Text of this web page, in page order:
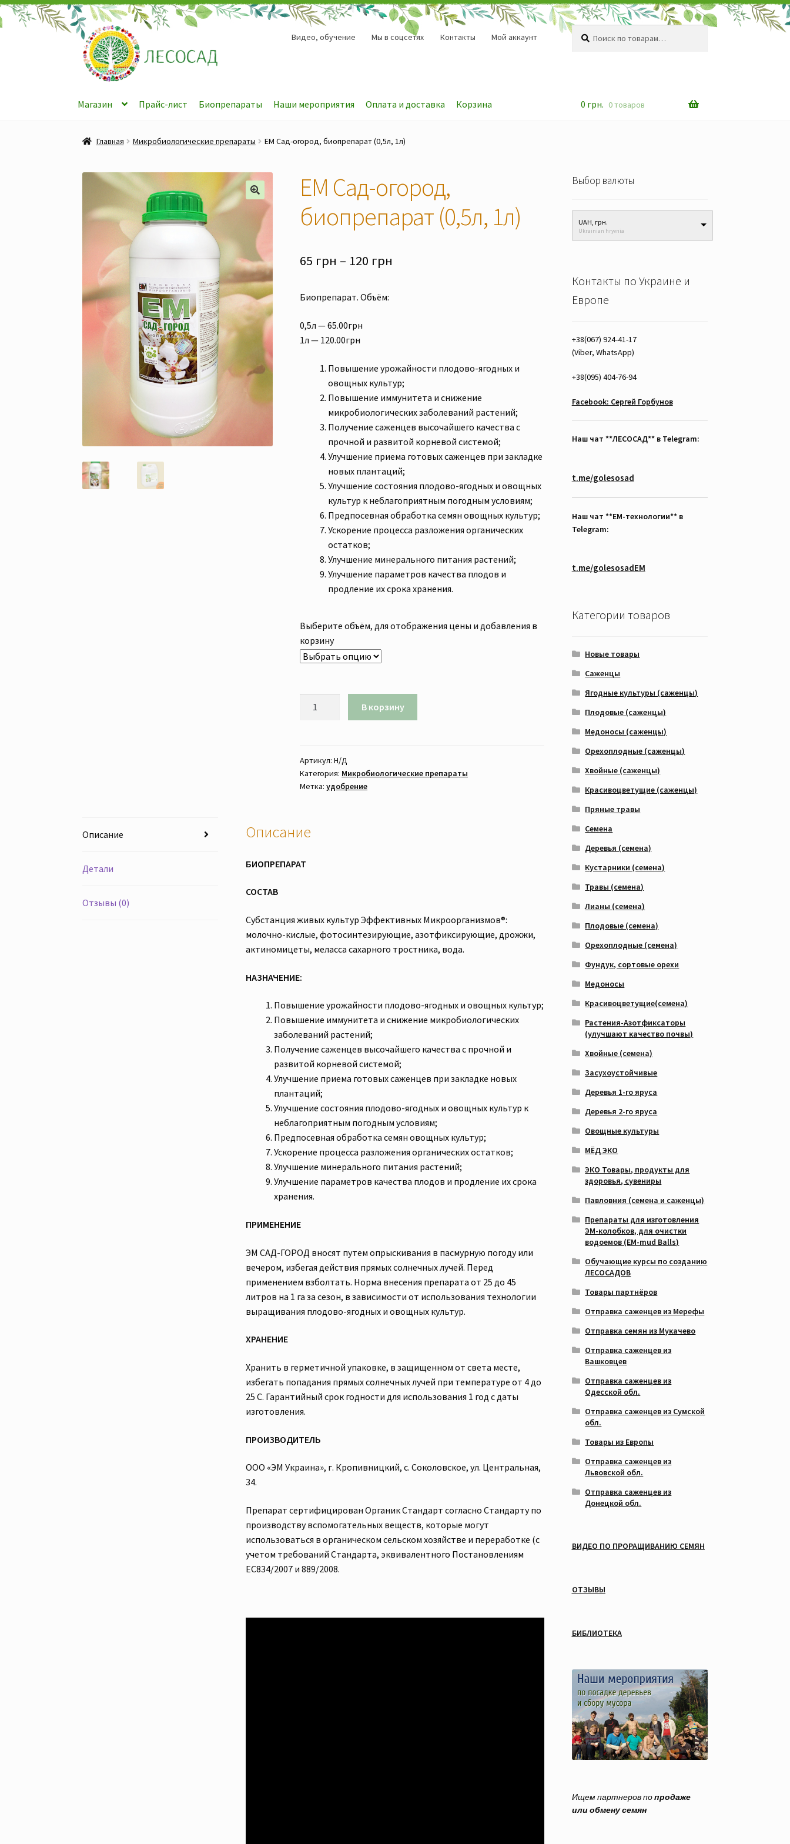
Перейти
к
навигации
Перейти
к
содержимому
Видео, обучение Мы в соцсетях Контакты Мой аккаунт
Искать:
Поиск
Магазин Прайс-лист Биопрепараты Наши мероприятия Оплата и доставка Корзина 0 грн. 0 товаров
Главная Микробиологические препараты ЕМ Сад-огород, биопрепарат (0,5л, 1л)
ЕМ Сад-огород,
биопрепарат (0,5л, 1л)
65 грн – 120 грн
Биопрепарат. Объём:
0,5л — 65.00грн
1л — 120.00грн
Повышение урожайности плодово-ягодных и
овощных культур;
Повышение иммунитета и снижение
микробиологических заболеваний растений;
Получение саженцев высочайшего качества с
прочной и развитой корневой системой;
Улучшение приема готовых саженцев при закладке
новых плантаций;
Улучшение состояния плодово-ягодных и овощных
культур к неблагоприятным погодным условиям;
Предпосевная обработка семян овощных культур;
Ускорение процесса разложения органических
остатков;
Улучшение минерального питания растений;
Улучшение параметров качества плодов и
продление их срока хранения.
Выберите объём, для отображения цены и добавления в
корзину
В корзину
Артикул:Н/Д
Категория: Микробиологические препараты
Метка:удобрение
Описание
Детали
Отзывы (0)
Описание
БИОПРЕПАРАТ
СОСТАВ
Субстанция живых культур Эффективных Микроорганизмов®:
молочно-кислые, фотосинтезирующие, азотфиксирующие, дрожжи,
актиномицеты, меласса сахарного тростника, вода.
НАЗНАЧЕНИЕ:
Повышение урожайности плодово-ягодных и овощных культур;
Повышение иммунитета и снижение микробиологических
заболеваний растений;
Получение саженцев высочайшего качества с прочной и
развитой корневой системой;
Улучшение приема готовых саженцев при закладке новых
плантаций;
Улучшение состояния плодово-ягодных и овощных культур к
неблагоприятным погодным условиям;
Предпосевная обработка семян овощных культур;
Ускорение процесса разложения органических остатков;
Улучшение минерального питания растений;
Улучшение параметров качества плодов и продление их срока
хранения.
ПРИМЕНЕНИЕ
ЭМ САД-ГОРОД вносят путем опрыскивания в пасмурную погоду или
вечером, избегая действия прямых солнечных лучей. Перед
применением взболтать. Норма внесения препарата от 25 до 45
литров на 1 га за сезон, в зависимости от использования технологии
выращивания плодово-ягодных и овощных культур.
ХРАНЕНИЕ
Хранить в герметичной упаковке, в защищенном от света месте,
избегать попадания прямых солнечных лучей при температуре от 4 до
25 С. Гарантийный срок годности для использования 1 год с даты
изготовления.
ПРОИЗВОДИТЕЛЬ
ООО «ЭМ Украина», г. Кропивницкий, с. Соколовское, ул. Центральная,
34.
Препарат сертифицирован Органик Стандарт согласно Стандарту по
производству вспомогательных веществ, которые могут
использоваться в органическом сельском хозяйстве и переработке (с
учетом требований Стандарта, эквивалентного Постановлениям
ЕС834/2007 и 889/2008.
Выбор валюты
UAH, грн.
Ukrainian hryvnia
Контакты по Украине и
Европе
+38(067) 924-41-17
(Viber, WhatsApp)
+38(095) 404-76-94
Facebook: Сергей Горбунов
Наш чат **ЛЕСОСАД** в Telegram:
t.me/golesosad
Наш чат **EM-технологии** в
Telegram:
t.me/golesosadEM
Категории товаров
Новые товары
Саженцы
Ягодные культуры (саженцы)
Плодовые (саженцы)
Медоносы (саженцы)
Орехоплодные (саженцы)
Хвойные (саженцы)
Красивоцветущие (саженцы)
Пряные травы
Семена
Деревья (семена)
Кустарники (семена)
Травы (семена)
Лианы (семена)
Плодовые (семена)
Орехоплодные (семена)
Фундук, сортовые орехи
Медоносы
Красивоцветущие(семена)
Растения-Азотфиксаторы
(улучшают качество почвы)
Хвойные (семена)
Засухоустойчивые
Деревья 1-го яруса
Деревья 2-го яруса
Овощные культуры
МЁД ЭКО
ЭКО Товары, продукты для
здоровья, сувениры
Павловния (семена и саженцы)
Препараты для изготовления
ЭМ-колобков, для очистки
водоемов (EM-mud Balls)
Обучающие курсы по созданию
ЛЕСОСАДОВ
Товары партнёров
Отправка саженцев из Мерефы
Отправка семян из Мукачево
Отправка саженцев из
Вашковцев
Отправка саженцев из
Одесской обл.
Отправка саженцев из Сумской
обл.
Товары из Европы
Отправка саженцев из
Львовской обл.
Отправка саженцев из
Донецкой обл.
ВИДЕО ПО ПРОРАЩИВАНИЮ СЕМЯН
ОТЗЫВЫ
БИБЛИОТЕКА
Ищем партнеров попродаже
или обмену семян